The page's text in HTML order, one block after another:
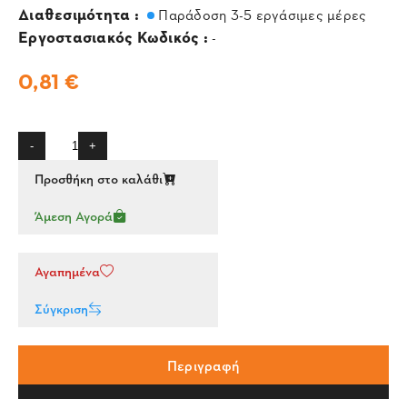
Διαθεσιμότητα : Παράδοση 3-5 εργάσιμες μέρες
Εργοστασιακός Κωδικός : -
0,81 €
- +
Προσθήκη στο καλάθι
Άμεση Αγορά
Αγαπημένα
Σύγκριση
Περιγραφή